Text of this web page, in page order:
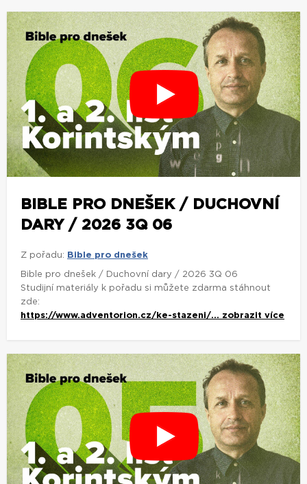
BIBLE PRO DNEŠEK / DUCHOVNÍ
DARY / 2026 3Q 06
Z pořadu: Bible pro dnešek
Bible pro dnešek / Duchovní dary / 2026 3Q 06
Studijní materiály k pořadu si můžete zdarma stáhnout
zde:
https://www.adventorion.cz/ke-stazeni/... zobrazit více